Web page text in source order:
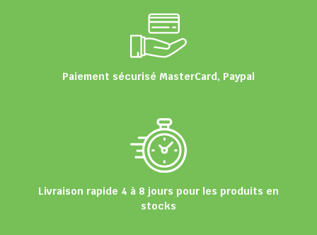
Paiement sécurisé MasterCard, Paypal
Livraison rapide 4 à 8 jours pour les produits en
stocks